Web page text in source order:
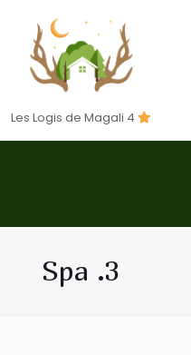
Les Logis de Magali 4
Spa .3